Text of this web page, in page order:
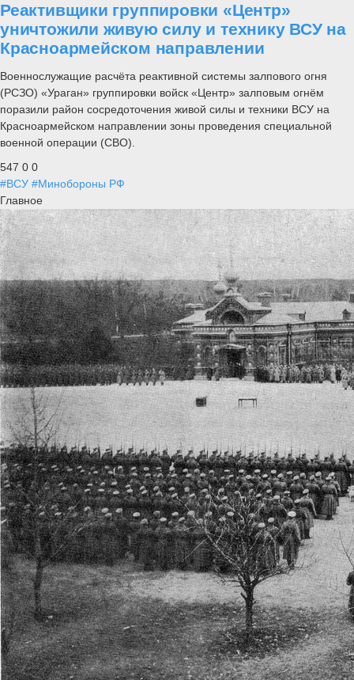
Реактивщики группировки «Центр»
уничтожили живую силу и технику ВСУ на
Красноармейском направлении
Военнослужащие расчёта реактивной системы залпового огня
(РСЗО) «Ураган» группировки войск «Центр» залповым огнём
поразили район сосредоточения живой силы и техники ВСУ на
Красноармейском направлении зоны проведения специальной
военной операции (СВО).
547 0 0
#ВСУ #Минобороны РФ
Главное